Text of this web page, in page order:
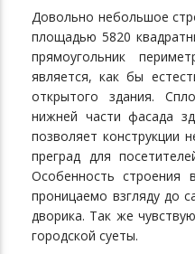
Довольно небольшое
площадью 5820
прямоугольник
является, как бы
открытого здания.
нижней части фасада
позволяет конструкции
преград для
Особенность
проницаемо взгляду до
дворика. Так же
городской суеты.